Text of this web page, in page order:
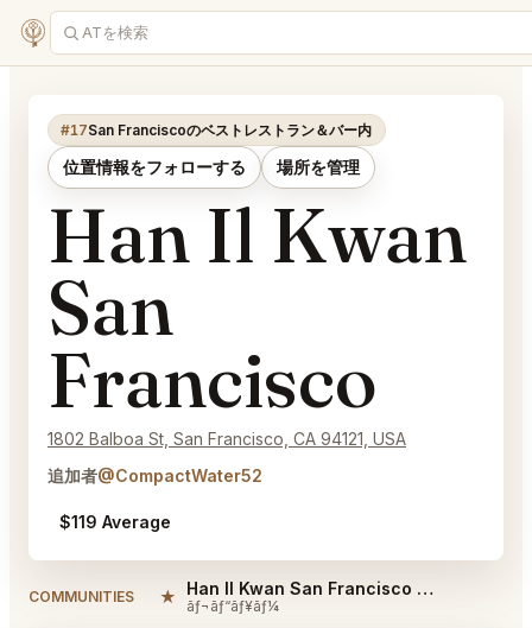
#17San Franciscoのベストレストラン＆バー内
位置情報をフォローする 場所を管理
Han Il Kwan
San
Francisco
1802 Balboa St, San Francisco, CA 94121, USA
追加者@CompactWater52
$119 Average
COMMUNITIES ★ Han Il Kwan San Francisco Reviews
ãƒ¬ãƒ“ãƒ¥ãƒ¼